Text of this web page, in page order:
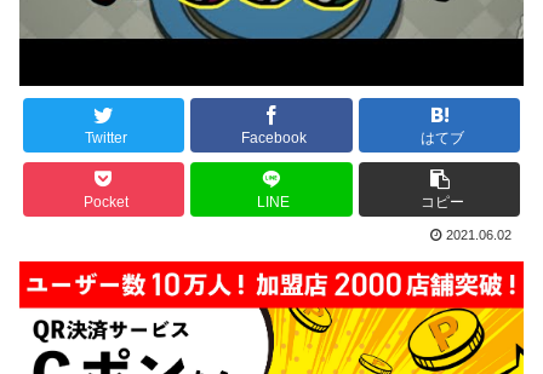
Twitter Facebook はてブ
Pocket LINE コピー
2021.06.02